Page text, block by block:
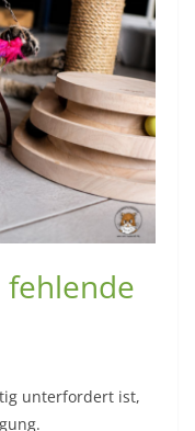
fehlende
unterfordert ist,